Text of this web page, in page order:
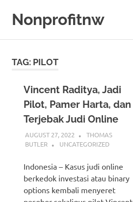
Nonprofitnw
Hari
TAG: PILOT
Vincent Raditya, Jadi
Pilot, Pamer Harta, dan
Terjebak Judi Online
AUGUST 27, 2022
THOMAS
BUTLER
UNCATEGORIZED
Indonesia – Kasus judi online
berkedok investasi atau binary
options kembali menyeret